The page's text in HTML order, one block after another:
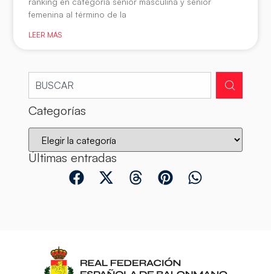
femenina al término de la
LEER MÁS
Categorías
Últimas entradas